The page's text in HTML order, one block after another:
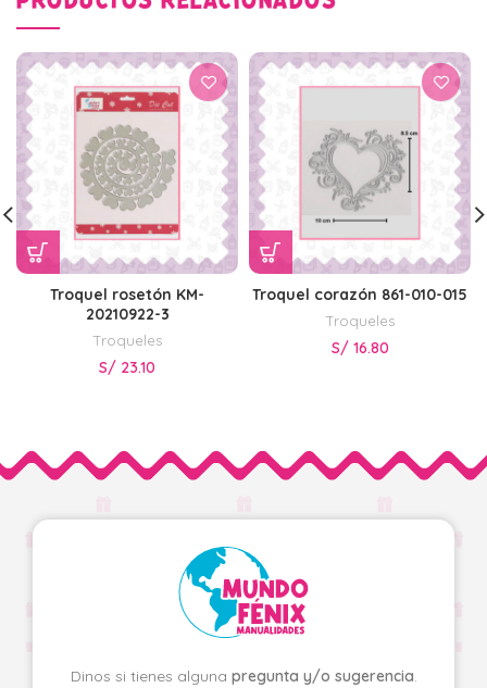
Troquel rosetón KM-
20210922-3
Troqueles
S/ 23.10
Troquel corazón 861-010-015
Troqueles
S/ 16.80
Dinos si tienes alguna pregunta y/o sugerencia.